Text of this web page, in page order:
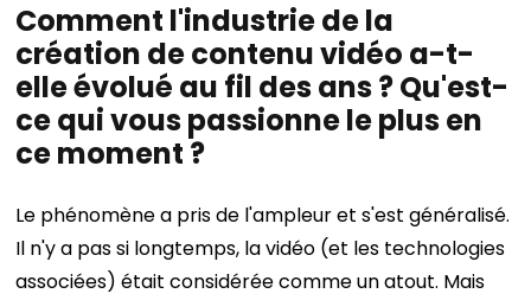
Comment l'industrie de la
création de contenu vidéo a-t-
elle évolué au fil des ans ? Qu'est-
ce qui vous passionne le plus en
ce moment ?
Le phénomène a pris de l'ampleur et s'est généralisé.
Il n'y a pas si longtemps, la vidéo (et les technologies
associées) était considérée comme un atout. Mais